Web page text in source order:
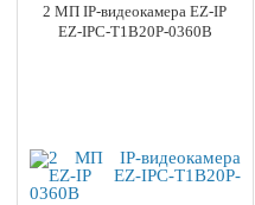
2 МП IP-видеокамера EZ-IP
EZ-IPC-T1B20P-0360B